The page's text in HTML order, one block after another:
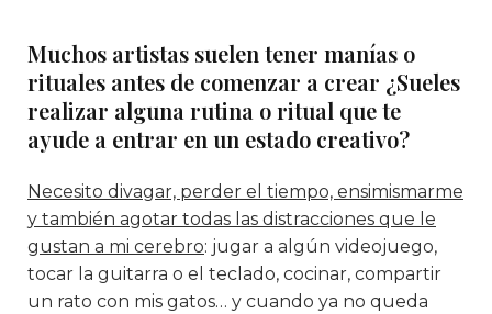
Muchos artistas suelen tener manías o
rituales antes de comenzar a crear ¿Sueles
realizar alguna rutina o ritual que te
ayude a entrar en un estado creativo?
Necesito divagar, perder el tiempo, ensimismarme
y también agotar todas las distracciones que le
gustan a mi cerebro: jugar a algún videojuego,
tocar la guitarra o el teclado, cocinar, compartir
un rato con mis gatos… y cuando ya no queda